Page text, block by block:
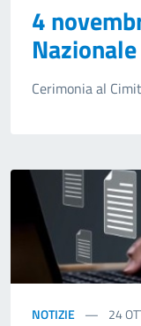
4
Cerimonia al
NOTIZIE 24